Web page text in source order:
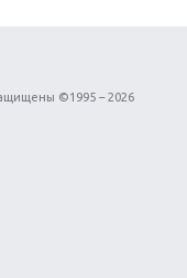
эволюции
Spider-Man и
©1995 – 2026